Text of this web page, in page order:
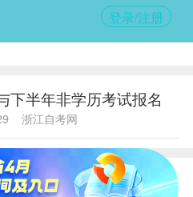
登录/注册
下半年非学历考试报名
浙江自考网